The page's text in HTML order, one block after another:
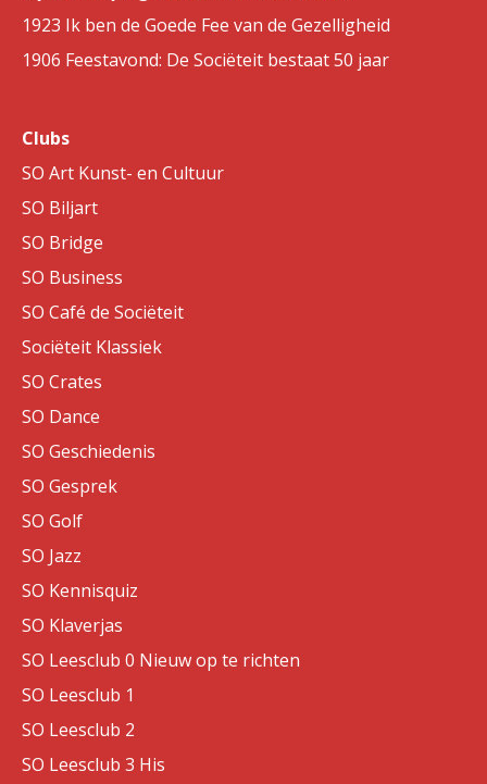
1923 Ik ben de Goede Fee van de Gezelligheid
1906 Feestavond: De Sociëteit bestaat 50 jaar
Clubs
SO Art Kunst- en Cultuur
SO Biljart
SO Bridge
SO Business
SO Café de Sociëteit
Sociëteit Klassiek
SO Crates
SO Dance
SO Geschiedenis
SO Gesprek
SO Golf
SO Jazz
SO Kennisquiz
SO Klaverjas
SO Leesclub 0 Nieuw op te richten
SO Leesclub 1
SO Leesclub 2
SO Leesclub 3 His